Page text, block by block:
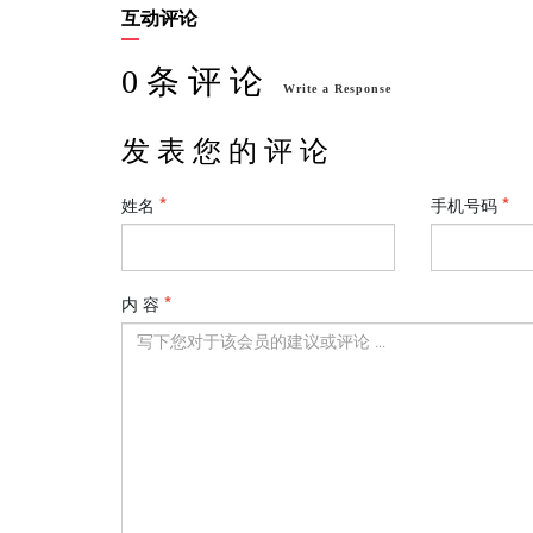
互动评论
0 条 评 论 Write a Response
发 表 您 的 评 论
姓名 手机号码
内 容